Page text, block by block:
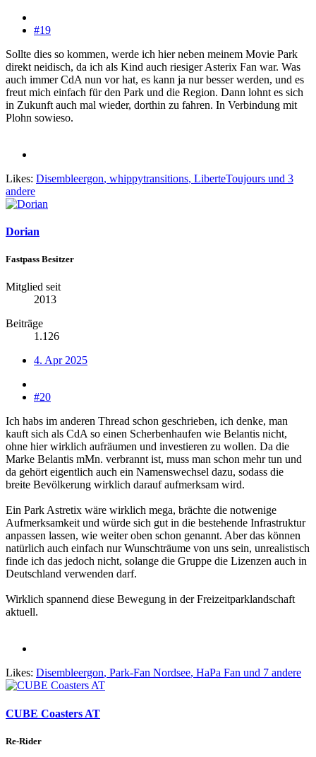
#19
Sollte dies so kommen, werde ich hier neben meinem Movie Park
direkt neidisch, da ich als Kind auch riesiger Asterix Fan war. Was
auch immer CdA nun vor hat, es kann ja nur besser werden, und es
freut mich einfach für den Park und die Region. Dann lohnt es sich
in Zukunft auch mal wieder, dorthin zu fahren. In Verbindung mit
Plohn sowieso.
Likes: Disembleergon, whippytransitions, LiberteToujours und 3
andere
Dorian
Fastpass Besitzer
Mitglied seit
2013
Beiträge
1.126
4. Apr 2025
#20
Ich habs im anderen Thread schon geschrieben, ich denke, man
kauft sich als CdA so einen Scherbenhaufen wie Belantis nicht,
ohne hier wirklich aufräumen und investieren zu wollen. Da die
Marke Belantis mMn. verbrannt ist, muss man schon mehr tun und
da gehört eigentlich auch ein Namenswechsel dazu, sodass die
breite Bevölkerung wirklich darauf aufmerksam wird.
Ein Park Astretix wäre wirklich mega, brächte die notwenige
Aufmerksamkeit und würde sich gut in die bestehende Infrastruktur
anpassen lassen, wie weiter oben schon genannt. Aber das können
natürlich auch einfach nur Wunschträume von uns sein, unrealistisch
finde ich das jedoch nicht, solange die Gruppe die Lizenzen auch in
Deutschland verwenden darf.
Wirklich spannend diese Bewegung in der Freizeitparklandschaft
aktuell.
Likes: Disembleergon, Park-Fan Nordsee, HaPa Fan und 7 andere
CUBE Coasters AT
Re-Rider